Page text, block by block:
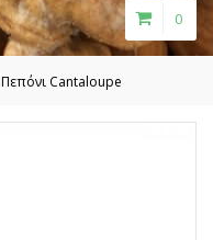
0
Πεπόνι Cantaloupe